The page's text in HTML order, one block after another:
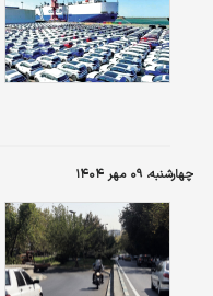
چهارشنبه، ۰۹ مهر ۱۴۰۴